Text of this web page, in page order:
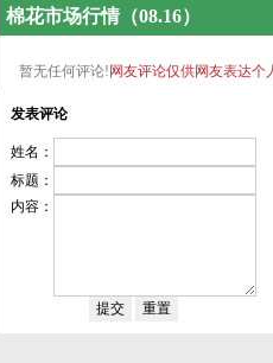
棉花市场行情（08.16）
暂无任何评论! 网友评论仅供网友表达
发表评论
姓名：
标题：
内容：